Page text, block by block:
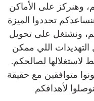
وهنركز على الأماكن
تحددوا الميزة
ونشتغل على تحويل
اللي ممكن
لصالحكم.
متوافقين مع حقيقة
لأهدافكم